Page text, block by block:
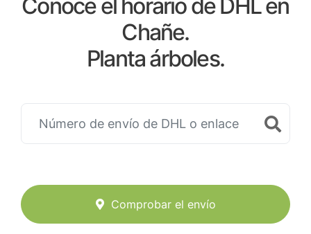
Conoce el horario de DHL en
Chañe.
Planta árboles.
Comprobar el envío